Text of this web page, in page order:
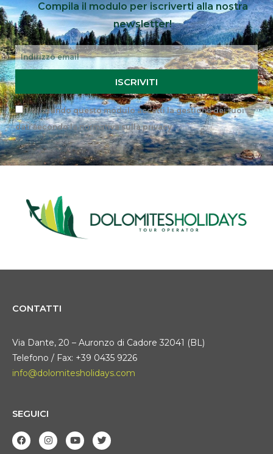
Compila il modulo per iscriverti alla nostra
newsletter!
Email
Privacy
Utilizzando questo modulo accetti la gestione dei tuoi
dati secondo lanormativa sulla privacy.
ISCRIVITI
CONTATTI
Via Dante, 20 – Auronzo di Cadore 32041 (BL)
Telefono / Fax: +39 0435 9226
info@dolomitesholidays.com
SEGUICI
F
a
I
n
Y
o
T
w